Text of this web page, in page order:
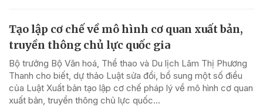
Tạo lập cơ chế về mô hình cơ quan xuất bản,
truyền thông chủ lực quốc gia
Bộ trưởng Bộ Văn hoá, Thể thao và Du lịch Lâm Thị Phương
Thanh cho biết, dự thảo Luật sửa đổi, bổ sung một số điều
của Luật Xuất bản tạo lập cơ chế pháp lý về mô hình cơ quan
xuất bản, truyền thông chủ lực quốc...